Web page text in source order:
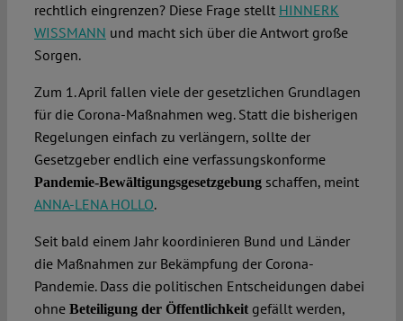
rechtlich eingrenzen? Diese Frage stellt HINNERK
WISSMANN und macht sich über die Antwort große
Sorgen.
Zum 1. April fallen viele der gesetzlichen Grundlagen
für die Corona-Maßnahmen weg. Statt die bisherigen
Regelungen einfach zu verlängern, sollte der
Gesetzgeber endlich eine verfassungskonforme
Pandemie-Bewältigungsgesetzgebungschaffen, meint
ANNA-LENA HOLLO.
Seit bald einem Jahr koordinieren Bund und Länder
die Maßnahmen zur Bekämpfung der Corona-
Pandemie. Dass die politischen Entscheidungen dabei
ohne Beteiligung der Öffentlichkeitgefällt werden,